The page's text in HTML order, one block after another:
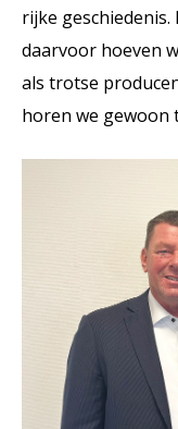
rijke
daarvoor hoeven
als trotse
horen we gewoon